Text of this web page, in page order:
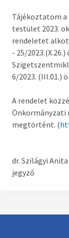
Tájékoztatom a
testület 2023.
rendeletet
- 25/
6/2023. (III.01.)
A rendelet
Önkormányzati
megtörtént. (
dr. Szilágyi Anita
jegyző